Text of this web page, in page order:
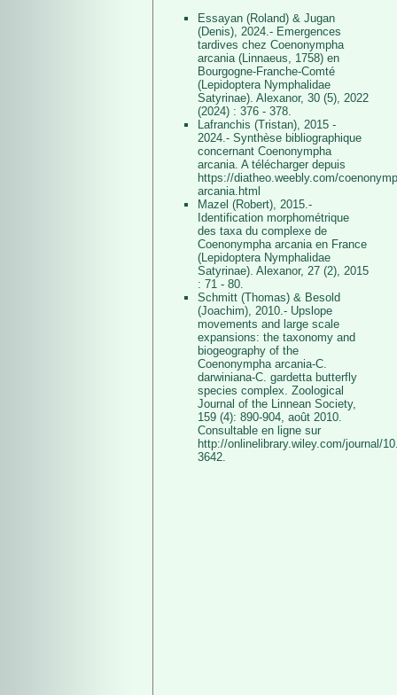
Essayan (Roland) & Jugan
(Denis), 2024.- Emergences
tardives chez Coenonympha
arcania (Linnaeus, 1758) en
Bourgogne-Franche-Comté
(Lepidoptera Nymphalidae
Satyrinae). Alexanor, 30 (5), 2022
(2024) : 376 - 378.
Lafranchis (Tristan), 2015 -
2024.- Synthèse bibliographique
concernant Coenonympha
arcania. A télécharger depuis
https://diatheo.weebly.com/
arcania.html
Mazel (Robert), 2015.-
Identification morphométrique
des taxa du complexe de
Coenonympha arcania en France
(Lepidoptera Nymphalidae
Satyrinae). Alexanor, 27 (2), 2015
: 71 - 80.
Schmitt (Thomas) & Besold
(Joachim), 2010.- Upslope
movements and large scale
expansions: the taxonomy and
biogeography of the
Coenonympha arcania-C.
darwiniana-C. gardetta butterfly
species complex. Zoological
Journal of the Linnean Society,
159 (4): 890-904, août 2010.
Consultable en ligne sur
http://onlinelibrary.wiley.com/journal/
3642.